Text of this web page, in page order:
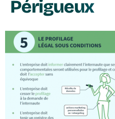
Périgueux